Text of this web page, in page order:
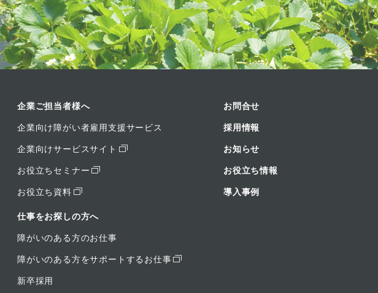
企業ご担当者様へ
企業向け障がい者雇用支援サービス
企業向けサービスサイト
お役立ちセミナー
お役立ち資料
仕事をお探しの方へ
障がいのある方のお仕事
障がいのある方をサポートするお仕事
新卒採用
お問合せ
採用情報
お知らせ
お役立ち情報
導入事例